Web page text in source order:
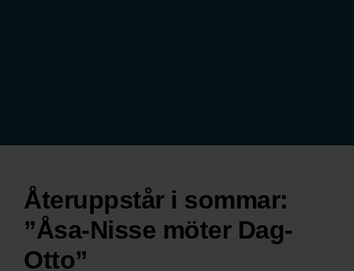
Återuppstår i sommar:
”Åsa-Nisse möter Dag-
Otto”